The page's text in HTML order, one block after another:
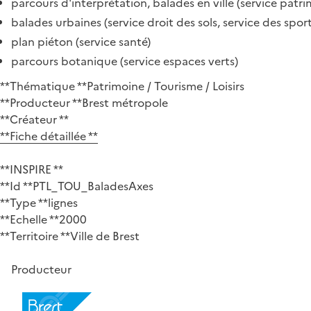
balades urbaines (service droit des sols, service des
plan piéton (service santé)
parcours botanique (service espaces verts)
**Thématique **Patrimoine / Tourisme / Loisirs
**Producteur **Brest métropole
**Créateur **
**Fiche détaillée **
**INSPIRE **
**Id **PTL_TOU_BaladesAxes
**Type **lignes
**Echelle **2000
**Territoire **Ville de Brest
Producteur